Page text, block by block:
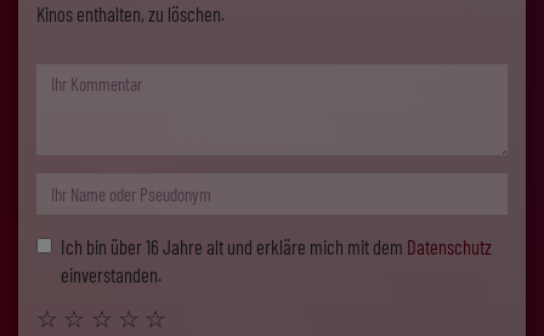
Kinos enthalten, zu löschen.
Ich bin über 16 Jahre alt und erkläre mich mit dem Datenschutz
einverstanden.
☆
☆
☆
☆
☆